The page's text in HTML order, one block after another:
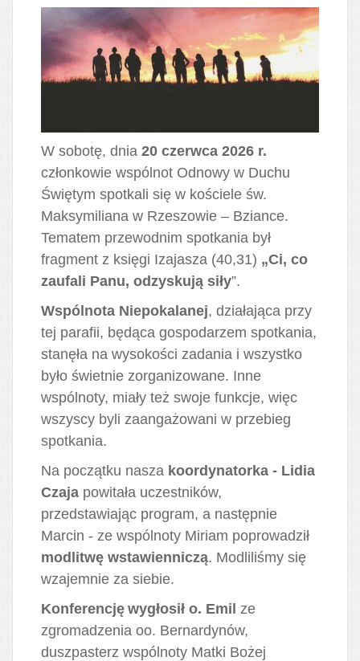
W sobotę, dnia 20 czerwca 2026 r.
członkowie wspólnot Odnowy w Duchu
Świętym spotkali się w kościele św.
Maksymiliana w Rzeszowie – Bziance.
Tematem przewodnim spotkania był
fragment z księgi Izajasza (40,31) „Ci, co
zaufali Panu, odzyskują siły”.
Wspólnota Niepokalanej, działająca przy
tej parafii, będąca gospodarzem spotkania,
stanęła na wysokości zadania i wszystko
było świetnie zorganizowane. Inne
wspólnoty, miały też swoje funkcje, więc
wszyscy byli zaangażowani w przebieg
spotkania.
Na początku nasza koordynatorka - Lidia
Czaja powitała uczestników,
przedstawiając program, a następnie
Marcin - ze wspólnoty Miriam poprowadził
modlitwę wstawienniczą. Modliliśmy się
wzajemnie za siebie.
Konferencję wygłosił o. Emil ze
zgromadzenia oo. Bernardynów,
duszpasterz wspólnoty Matki Bożej